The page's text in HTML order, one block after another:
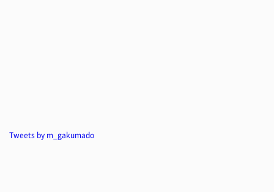
Tweets by m_gakumado